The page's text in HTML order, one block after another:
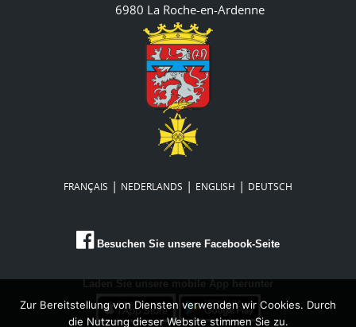
Zur Bereitstellung von Diensten verwenden wir Cookies. Durch
die Nutzung dieser Website stimmen Sie zu.
6980 La Roche-en-Ardenne
FRANÇAIS | NEDERLANDS | ENGLISH | DEUTSCH
Besuchen Sie unsere Facebook-Seite